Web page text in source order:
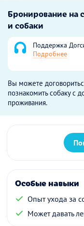
Бронирование на
и собаки
Поддержка
Подробнее
Вы можете
познакомить собаку с
проживания.
Особые навыки
Опыт ухода за
Может давать